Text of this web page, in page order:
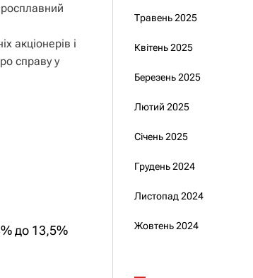
акціонерів і
справу у
до 13,5%
Травень 2025
Квітень 2025
Березень 2025
Лютий 2025
Січень 2025
Грудень 2024
Листопад 2024
Жовтень 2024